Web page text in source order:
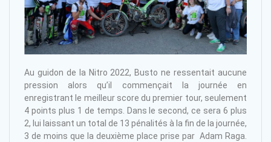
Au guidon de la Nitro 2022, Busto ne ressentait aucune
pression alors qu’il commençait la journée en
enregistrant le meilleur score du premier tour, seulement
4 points plus 1 de temps. Dans le second, ce sera 6 plus
2, lui laissant un total de 13 pénalités à la fin de la journée,
3 de moins que la deuxième place prise par Adam Raga.